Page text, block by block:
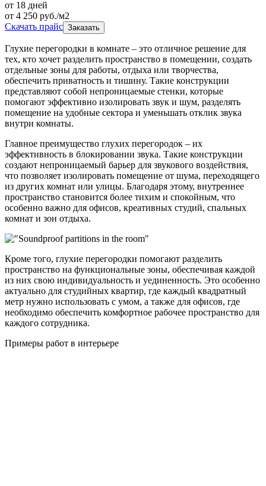
от 18 дней
от 4 250 руб./м2
Скачать прайс Заказать
Глухие перегородки в комнате – это отличное решение для
тех, кто хочет разделить пространство в помещении, создать
отдельные зоны для работы, отдыха или творчества,
обеспечить приватность и тишину. Такие конструкции
представляют собой непроницаемые стенки, которые
помогают эффективно изолировать звук и шум, разделять
помещение на удобные сектора и уменьшать отклик звука
внутри комнаты.
Главное преимущество глухих перегородок – их
эффективность в блокировании звука. Такие конструкции
создают непроницаемый барьер для звукового воздействия,
что позволяет изолировать помещение от шума, переходящего
из других комнат или улицы. Благодаря этому, внутреннее
пространство становится более тихим и спокойным, что
особенно важно для офисов, креативных студий, спальных
комнат и зон отдыха.
Кроме того, глухие перегородки помогают разделить
пространство на функциональные зоны, обеспечивая каждой
из них свою индивидуальность и уединенность. Это особенно
актуально для студийных квартир, где каждый квадратный
метр нужно использовать с умом, а также для офисов, где
необходимо обеспечить комфортное рабочее пространство для
каждого сотрудника.
Примеры работ в интерьере